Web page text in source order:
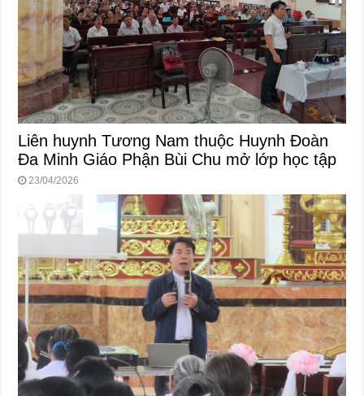
Liên huynh Tương Nam thuộc Huynh Đoàn
Đa Minh Giáo Phận Bùi Chu mở lớp học tập
23/04/2026